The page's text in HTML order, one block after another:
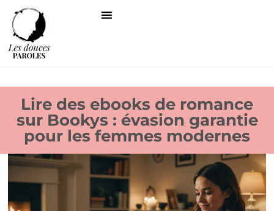
Lire des ebooks de romance
sur Bookys : évasion garantie
pour les femmes modernes